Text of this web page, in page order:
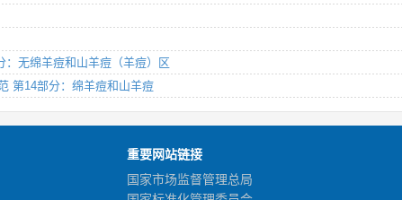
无绵羊痘和山羊痘（羊痘）区
第14部分：绵羊痘和山羊痘
重要网站链接
国家市场监督管理总局